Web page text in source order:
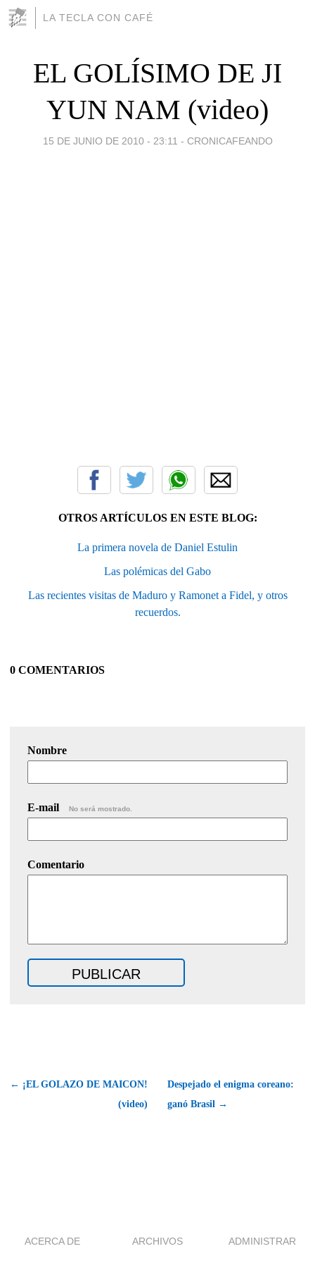
LA TECLA CON CAFÉ
EL GOLÍSIMO DE JI
YUN NAM (video)
15 DE JUNIO DE 2010 - 23:11 - CRONICAFEANDO
OTROS ARTÍCULOS EN ESTE BLOG:
La primera novela de Daniel Estulin
Las polémicas del Gabo
Las recientes visitas de Maduro y Ramonet a Fidel, y otros
recuerdos.
0 COMENTARIOS
Nombre
E-mail No será mostrado.
Comentario
← ¡EL GOLAZO DE MAICON!
(video)
Despejado el enigma coreano:
ganó Brasil →
ACERCA DE ARCHIVOS ADMINISTRAR